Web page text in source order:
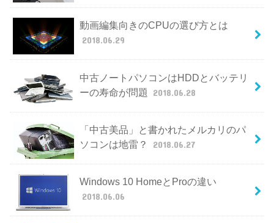
動画編集向きのCPUの選び方とは
2018.06.29
中古ノートパソコンはHDDとバッテリ
ーの寿命が問題
2018.06.28
「中古美品」と書かれたメルカリのパ
ソコンは地雷？
2018.06.27
Windows 10 HomeとProの違い
2018.06.06